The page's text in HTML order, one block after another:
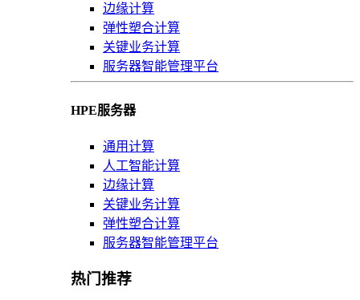
边缘计算
弹性塑合计算
关键业务计算
服务器智能管理平台
HPE服务器
通用计算
人工智能计算
边缘计算
关键业务计算
弹性塑合计算
服务器智能管理平台
热门推荐